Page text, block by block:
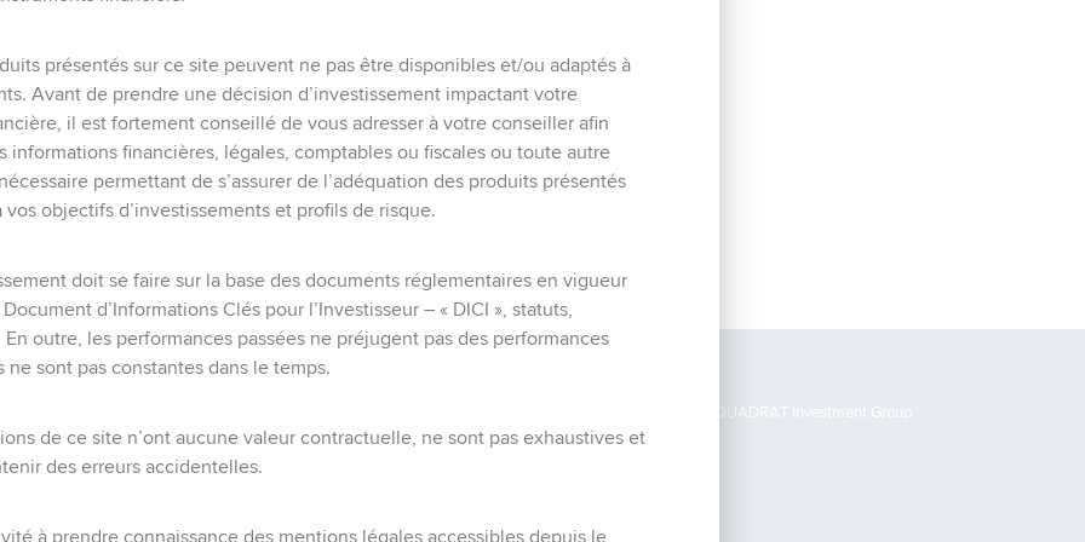
HAUT
Mentions légales
présentés sur ce site peuvent ne pas être disponibles et/ou adaptés à
Avant de prendre une décision d’investissement impactant votre
il est fortement conseillé de vous adresser à votre conseiller afin
informations financières, légales, comptables ou fiscales ou toute autre
permettant de s’assurer de l’adéquation des produits présentés
vos objectifs d’investissements et profils de risque.
doit se faire sur la base des documents réglementaires en vigueur
d’Informations Clés pour l’Investisseur – « DICI », statuts,
En outre, les performances passées ne préjugent pas des performances
ne sont pas constantes dans le temps.
de ce site n’ont aucune valeur contractuelle, ne sont pas exhaustives et
des erreurs accidentelles.
à prendre connaissance des mentions légales accessibles depuis le